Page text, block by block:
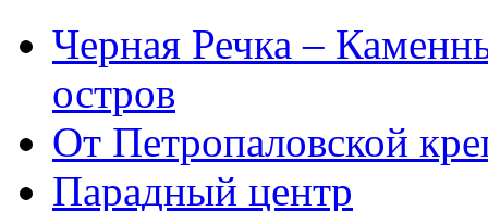
Черная Речка –
остров
От Петропаловской
Парадный центр